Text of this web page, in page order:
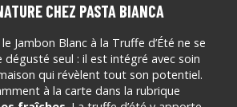
CHEZ PASTA BIANCA
Jambon Blanc à la Truffe d’Été ne se
dégusté seul : il est intégré avec soin
qui révèlent tout son potentiel.
à la carte dans la rubrique